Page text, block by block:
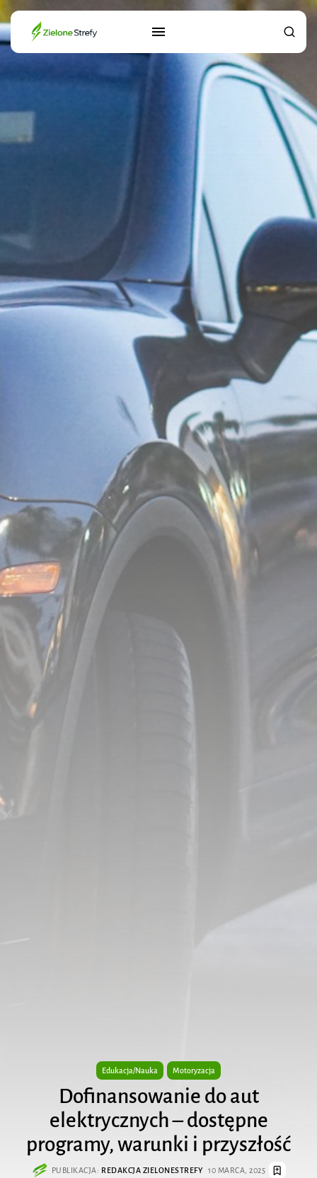
Edukacja/Nauka Motoryzacja
Dofinansowanie do aut
elektrycznych – dostępne
programy, warunki i przyszłość
PUBLIKACJA: REDAKCJA ZIELONESTREFY 10 MARCA, 2025